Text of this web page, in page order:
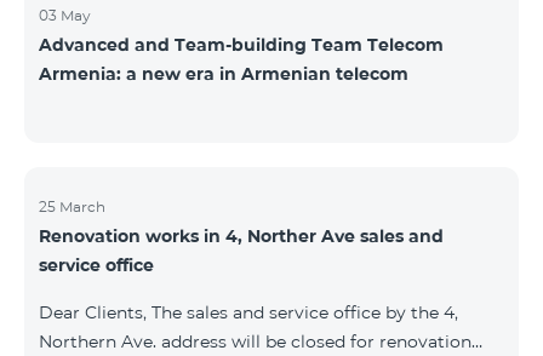
03 May
Advanced and Team-building Team Telecom
Armenia: a new era in Armenian telecom
25 March
Renovation works in 4, Norther Ave sales and
service office
Dear Clients, The sales and service office by the 4,
Northern Ave. address will be closed for renovation